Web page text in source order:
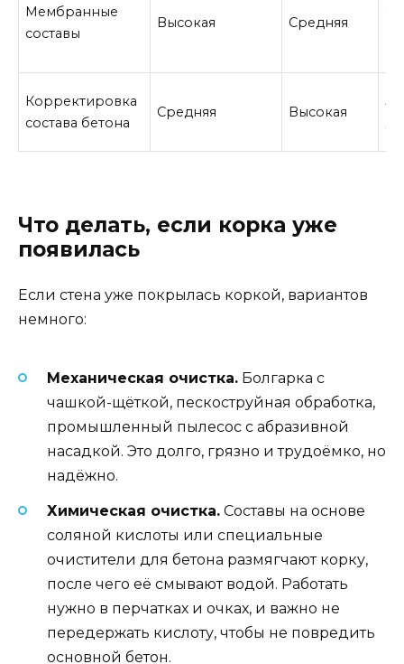
Мембранные
составы
Высокая Средняя
Корректировка
состава бетона
Средняя Высокая
Что делать, если корка уже
появилась
Если стена уже покрылась коркой, вариантов
немного:
Механическая очистка. Болгарка с
чашкой-щёткой, пескоструйная обработка,
промышленный пылесос с абразивной
насадкой. Это долго, грязно и трудоёмко, но
надёжно.
Химическая очистка. Составы на основе
соляной кислоты или специальные
очистители для бетона размягчают корку,
после чего её смывают водой. Работать
нужно в перчатках и очках, и важно не
передержать кислоту, чтобы не повредить
основной бетон.